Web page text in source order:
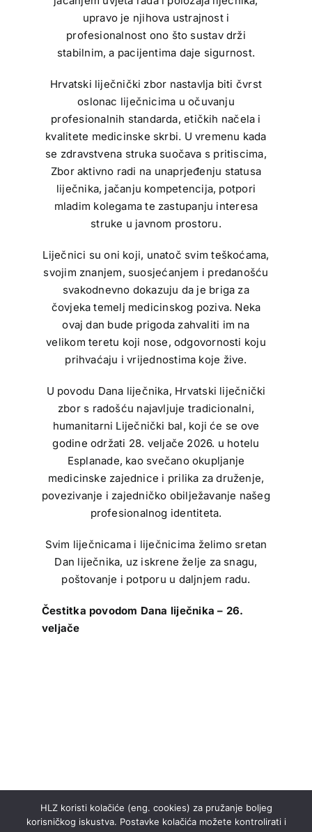
upravo je njihova ustrajnost i
profesionalnost ono što sustav drži
stabilnim, a pacijentima daje sigurnost.
Hrvatski liječnički zbor nastavlja biti čvrst
oslonac liječnicima u očuvanju
profesionalnih standarda, etičkih načela i
kvalitete medicinske skrbi. U vremenu kada
se zdravstvena struka suočava s pritiscima,
Zbor aktivno radi na unaprjeđenju statusa
liječnika, jačanju kompetencija, potpori
mladim kolegama te zastupanju interesa
struke u javnom prostoru.
Liječnici su oni koji, unatoč svim teškoćama,
svojim znanjem, suosjećanjem i predanošću
svakodnevno dokazuju da je briga za
čovjeka temelj medicinskog poziva. Neka
ovaj dan bude prigoda zahvaliti im na
velikom teretu koji nose, odgovornosti koju
prihvaćaju i vrijednostima koje žive.
U povodu Dana liječnika, Hrvatski liječnički
zbor s radošću najavljuje tradicionalni,
humanitarni Liječnički bal, koji će se ove
godine održati 28. veljače 2026. u hotelu
Esplanade, kao svečano okupljanje
medicinske zajednice i prilika za druženje,
povezivanje i zajedničko obilježavanje našeg
profesionalnog identiteta.
Svim liječnicama i liječnicima želimo sretan
Dan liječnika, uz iskrene želje za snagu,
poštovanje i potporu u daljnjem radu.
Čestitka povodom Dana liječnika – 26.
veljače
HLZ koristi kolačiće (eng. cookies) za pružanje boljeg
korisničkog iskustva. Postavke kolačića možete kontrolirati i